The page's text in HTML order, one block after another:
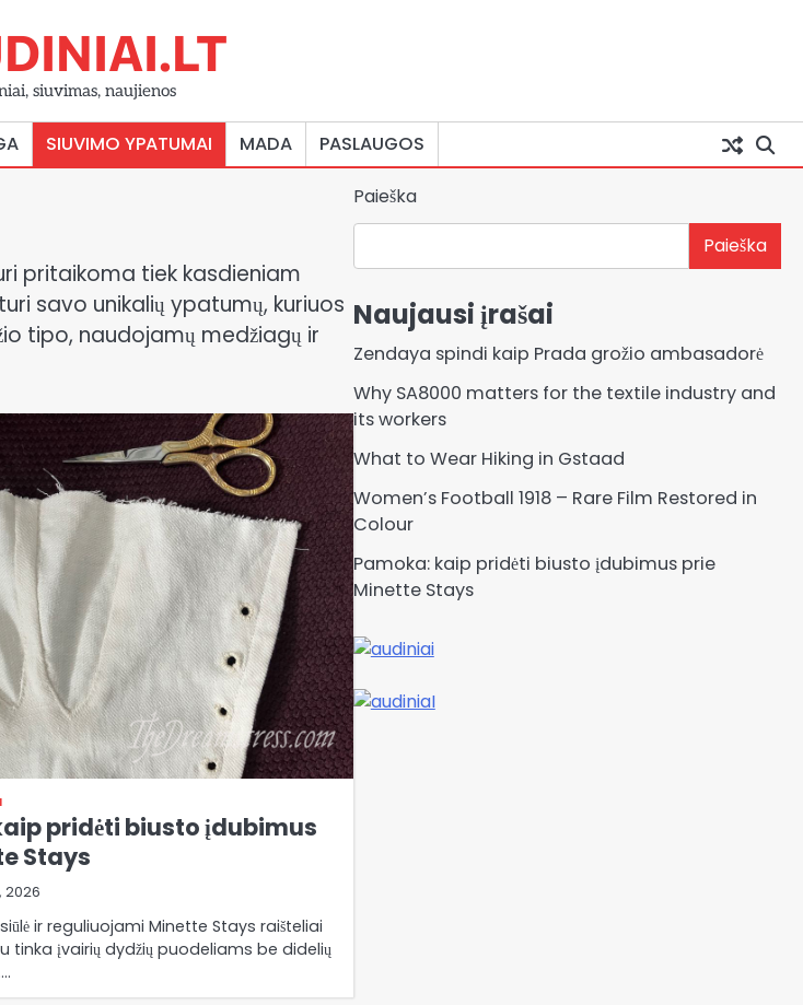
siuvimas, naujienos
SIUVIMO YPATUMAI MADA PASLAUGOS
pritaikoma tiek kasdieniam
savo unikalių ypatumų, kuriuos
tipo, naudojamų medžiagų ir
pridėti biusto įdubimus
Stays
2026
ir reguliuojami Minette Stays raišteliai
tinka įvairių dydžių puodeliams be didelių
Paieška
Paieška
Naujausi įrašai
Zendaya spindi kaip Prada grožio ambasadorė
Why SA8000 matters for the textile industry and
its workers
What to Wear Hiking in Gstaad
Women’s Football 1918 – Rare Film Restored in
Colour
Pamoka: kaip pridėti biusto įdubimus prie
Minette Stays